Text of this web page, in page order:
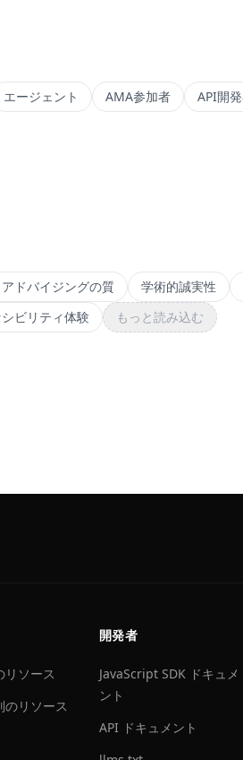
エージェント AMA参加者 API開
ドバイジングの質 学術的誠実性
ビリティ体験 もっと読み込む
リソース
のリソース
開発者
JavaScript SDK ドキュメ
ント
API ドキュメント